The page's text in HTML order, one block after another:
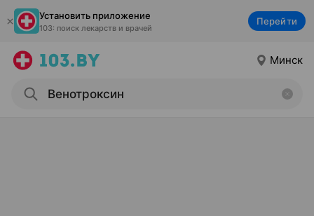
Установить приложение
103: поиск лекарств и врачей
Перейти
Минск